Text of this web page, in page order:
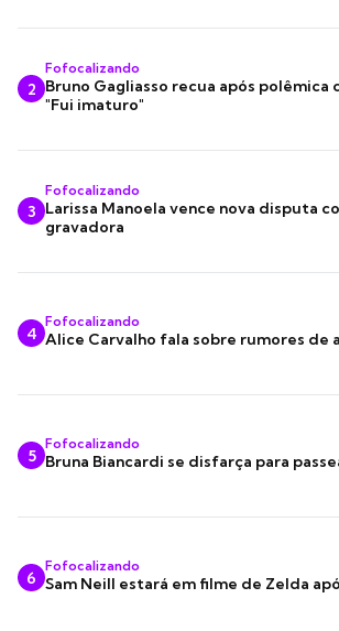
2
Fofocalizando
Bruno Gagliasso recua após
"Fui imaturo"
3
Fofocalizando
Larissa Manoela vence nova disputa
gravadora
4
Fofocalizando
Alice Carvalho fala sobre rumores de
5
Fofocalizando
Bruna Biancardi se disfarça para
6
Fofocalizando
Sam Neill estará em filme de Zelda